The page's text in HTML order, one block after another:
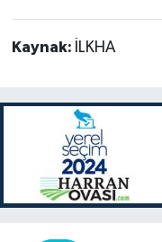
Kaynak: İLKHA